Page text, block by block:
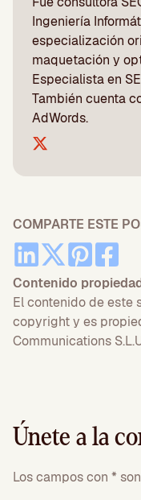
Ingeniería
especialización
maquetación y
Especialista en
También cuenta
AdWords.
COMPARTE ESTE
Contenido
El contenido de este
copyright y es
Communications
Únete a la
Los campos con *